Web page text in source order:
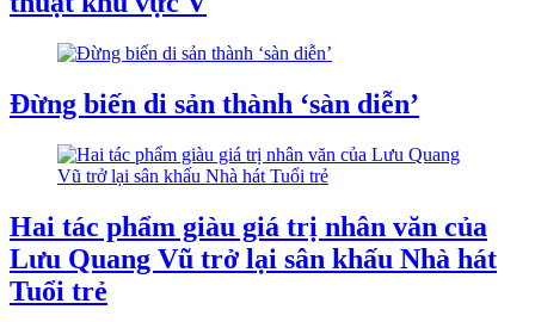
Đừng biến di sản thành ‘sàn diễn’
Hai tác phẩm giàu giá trị nhân văn của
Lưu Quang Vũ trở lại sân khấu Nhà hát
Tuổi trẻ